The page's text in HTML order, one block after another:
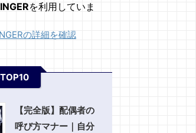
を利用していま
の詳細を確認
【完全版】配偶者の
呼び方マナー｜自分